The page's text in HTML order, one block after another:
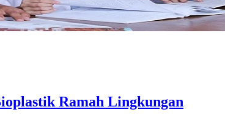
Ramah Lingkungan